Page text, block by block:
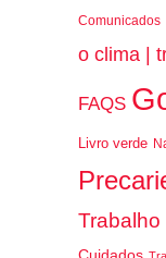
Comunicados
o clima |
FAQS
Livro verde
Trabalho
Cuidados